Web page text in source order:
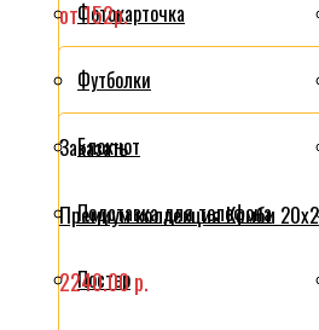
от 152р.
Заказать
Премиум коллекция Комби
2240.00 р.
Фотокарточка
Футболки
Блокнот
Подставка для телефона
Постер